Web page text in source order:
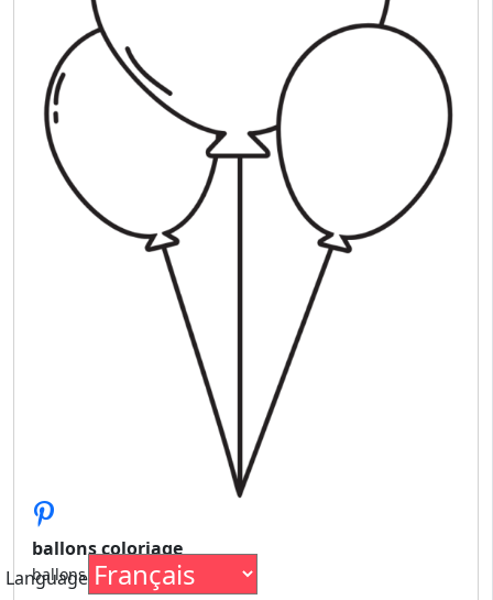
ballons coloriage
ballons coloriage
Language